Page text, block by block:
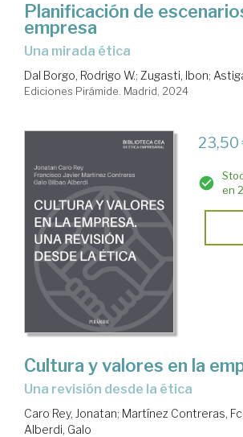
Planificación de
empresa
una mirada ética
Dal Borgo, Rodrigo W.; Zugasti, Ibon;
Ediciones Pirámide. Madrid, 2024
23,50
en
Cultura y valores en la
Una revisión desde la ética
Caro Rey, Jonatan; Martínez Contreras,
Alberdi, Galo